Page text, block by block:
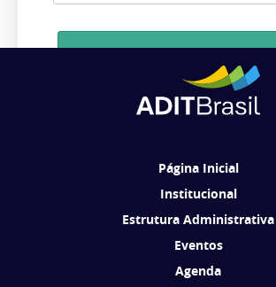
Ao se cadastrar, você concorda em receber
Página Inicial
Institucional
Estrutura Administrativa
Eventos
Agenda